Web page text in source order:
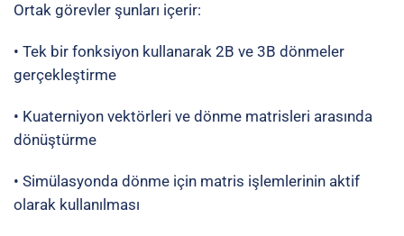
Ortak görevler şunları içerir:
• Tek bir fonksiyon kullanarak 2B ve 3B dönmeler
gerçekleştirme
• Kuaterniyon vektörleri ve dönme matrisleri arasında
dönüştürme
• Simülasyonda dönme için matris işlemlerinin aktif
olarak kullanılması